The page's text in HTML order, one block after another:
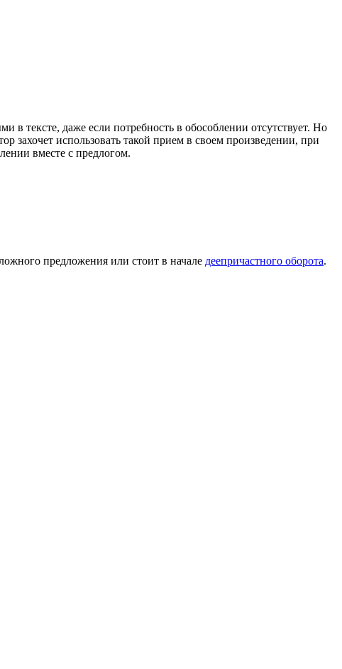
тексте, даже если потребность в обособлении отсутствует. Но
захочет использовать такой прием в своем произведении, при
вместе с предлогом.
предложения или стоит в начале деепричастного оборота.